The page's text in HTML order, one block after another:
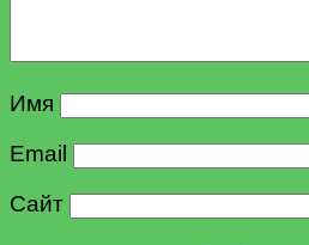
Имя
Email
Сайт